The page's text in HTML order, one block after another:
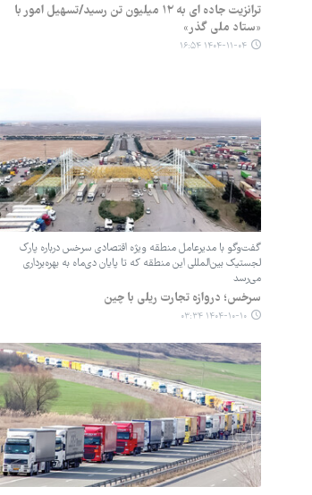
ترانزیت جاده ای به ۱۲ میلیون تن رسید/تسهیل امور با
«ستاد ملی گذر»
۱۴۰۴-۱۱-۰۴ ۱۶:۵۴
گفت‌وگو با مدیرعامل منطقه ویژه اقتصادی سرخس درباره پارک
لجستیک بین‌المللی این منطقه که تا پایان دی‌ماه به بهره‌برداری
می‌رسد
سرخس؛ دروازه تجارت ریلی با چین
۱۴۰۴-۱۰-۱۰ ۰۳:۳۴